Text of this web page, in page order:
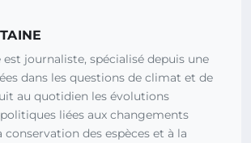
journaliste, spécialisé depuis une
dans les questions de climat et de
au quotidien les évolutions
liées aux changements
des espèces et à la